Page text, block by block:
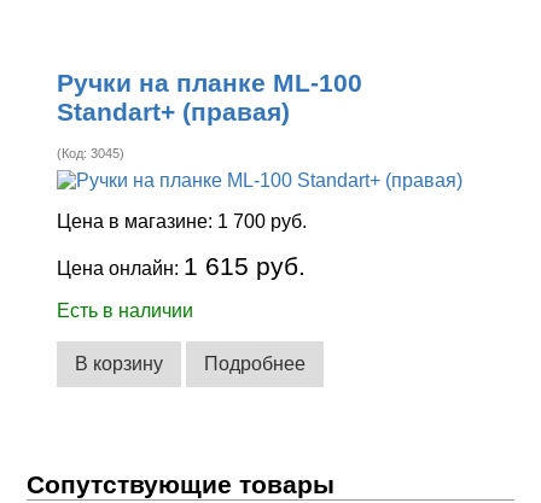
Ручки на планке ML-100
Standart+ (правая)
(Код:3045)
Цена в магазине: 1 700 руб.
Цена онлайн: 1 615 руб.
Есть в наличии
В корзину Подробнее
Сопутствующие товары